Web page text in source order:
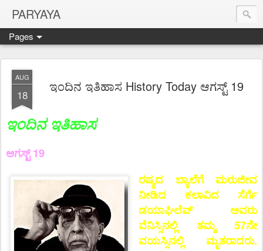
PARYAYA
Pages
AUG
18
ಇಂದಿನ ಇತಿಹಾಸ History Today ಆಗಸ್ಟ್ 19
ಇಂದಿನ ಇತಿಹಾಸ
ಆಗಸ್ಟ್ 19
ರಷ್ಯದ ಬ್ಯಾಲೆಗೆ ಮರುಜೀವ
ನೀಡಿದ ಕಲಾವಿದ ಸೆರ್ಗೆ
ಡಯಾಘಿಲೆವ್ ಅವರು
ವೆನಿಸ್ಸಿನಲ್ಲಿ ತಮ್ಮ 57ನೇ
ವಯಸ್ಸಿನಲ್ಲಿ ಮೃತರಾದರು.